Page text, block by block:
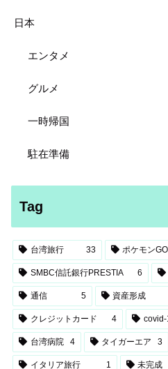
日本
エンタメ
グルメ
一時帰国
駐在準備
Tag
台湾旅行 33 ポケモンGO
SMBC信託銀行PRESTIA 6
通信 5 資産形成
クレジットカード 4
台湾病院 4 タイガーエア 3
イタリア旅行 1 未完成